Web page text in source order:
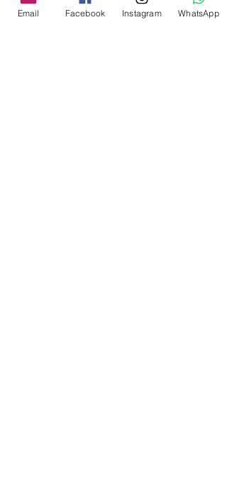
Email Facebook Instagram WhatsApp